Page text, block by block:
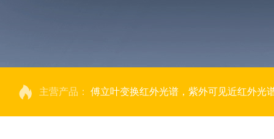
主营产品： 傅立叶变换红外光谱，紫外可见近红外光谱仪